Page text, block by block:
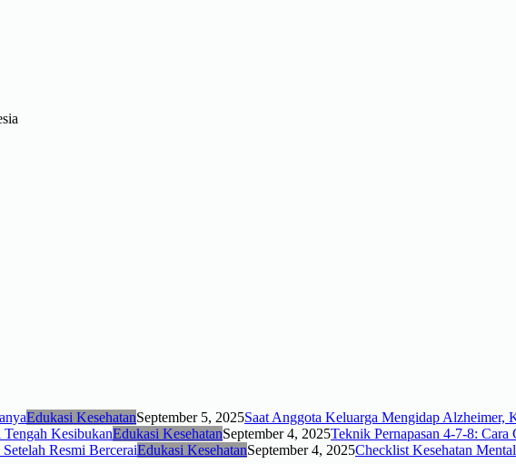
Edukasi KesehatanSeptember 5, 2025Saat Anggota Keluarga Mengidap Alzheimer,
Edukasi KesehatanSeptember 4, 2025Teknik Pernapasan 4-7-8: Cara
Edukasi KesehatanSeptember 4, 2025Checklist Kesehatan